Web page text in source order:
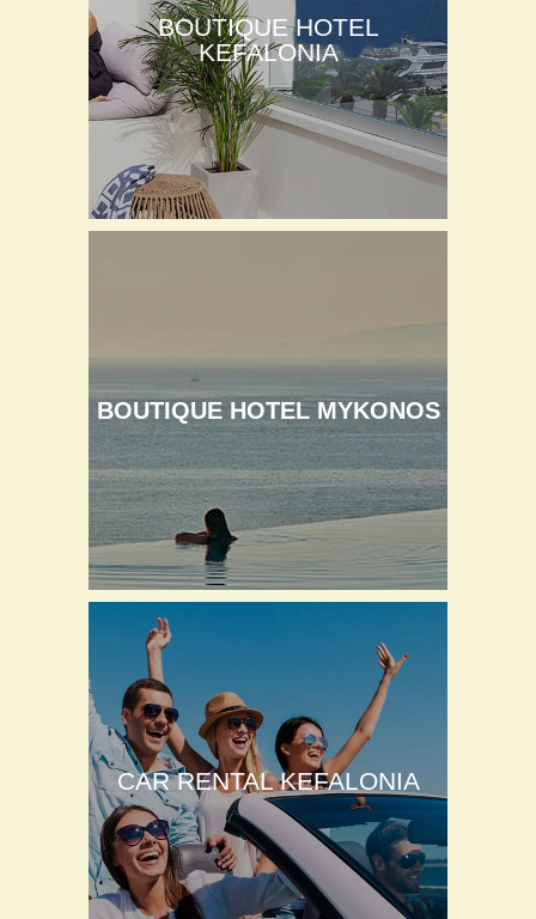
BOUTIQUE HOTEL
KEFALONIA
BOUTIQUE HOTEL MYKONOS
CAR RENTAL KEFALONIA